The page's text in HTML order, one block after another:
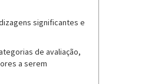
significantes e
de avaliação,
a serem